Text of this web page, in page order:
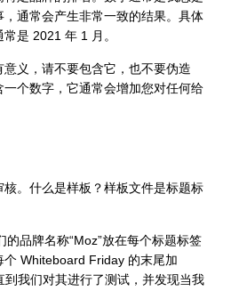
通常会产生非常一致的结果。具体
是 2021 年 1 月。
义，请不要包含它，也不要伪造
个数字，它通常会增加您对任何给
。什么是样板？样板文件是标题标
品牌名称“Moz”放在每个标题标签
Whiteboard Friday 的末尾加
到我们对其进行了测试，并发现当我